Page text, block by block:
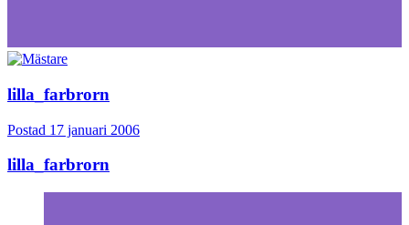
lilla_farbrorn
Postad 17 januari 2006
lilla_farbrorn